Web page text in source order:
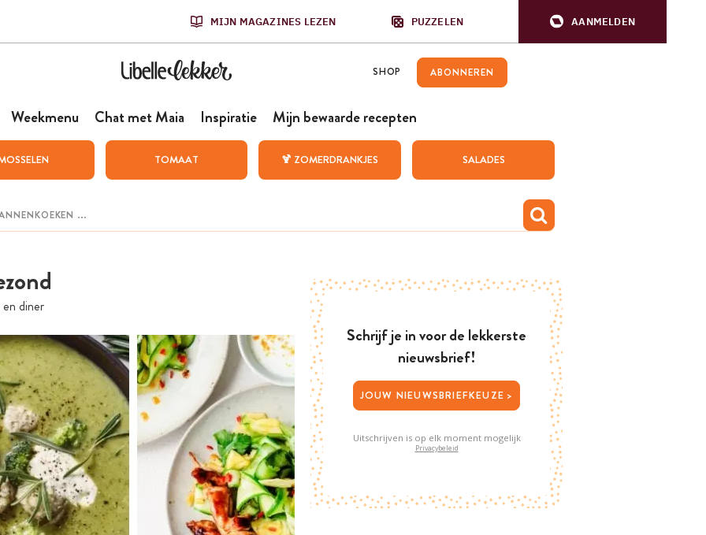
MIJN MAGAZINES LEZEN PUZZELEN AANMELDEN
SHOP ABONNEREN
Weekmenu Chat met Maia Inspiratie Mijn bewaarde recepten
TOMAAT 🍹 ZOMERDRANKJES SALADES
diner
Schrijf je in voor de lekkerste
nieuwsbrief!
JOUW NIEUWSBRIEFKEUZE >
Uitschrijven is op elk moment mogelijk
Privacybeleid